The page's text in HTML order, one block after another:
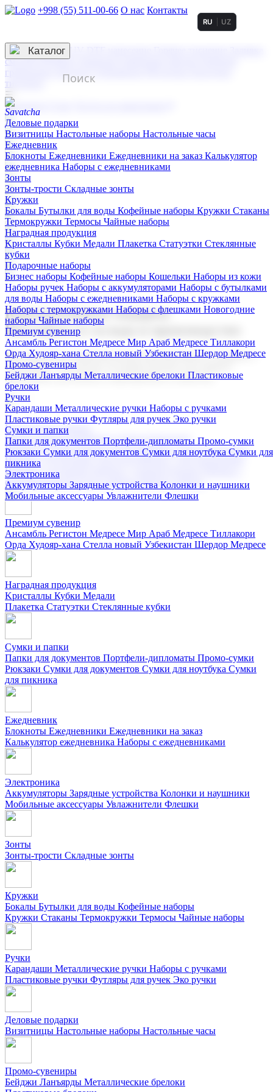
+998 (55) 511-00-66 О нас Контакты
3D гравировка
смолой (Doming)
гравировка твердая
тиснение
RU UZ
☰
Контакты
Каталог
Деловые подарки
Визитницы Настольные наборы Настольные часы
Ежедневник
Блокноты Ежедневники Ежедневники на заказ Калькулятор
ежедневника Наборы с ежедневниками
Зонты
Зонты-трости Складные зонты
Кружки
Бокалы Бутылки для воды Кофейные наборы Кружки Стаканы
Термокружки Термосы Чайные наборы
Наградная продукция
Kристаллы Кубки Медали Плакетка Статуэтки Стеклянные
кубки
Подарочные наборы
Бизнес наборы Кофейные наборы Кошельки Наборы из кожи
Наборы ручек Наборы с аккумуляторами Наборы с бутылками
для воды Наборы с ежедневниками Наборы с кружками
Наборы с термокружками Наборы с флешками Новогодние
наборы Чайные наборы
Премиум сувенир
Ансамбль Регистон Медресе Мир Араб Медресе Тиллакори
Орда Худояр-хана Стелла новый Узбекистан Шердор Медресе
Промо-сувениры
Бейджи Ланъярды Металлические брелоки Пластиковые
брелоки
Ручки
Карандаши Металлические ручки Наборы с ручками
Пластиковые ручки Футляры для ручек Эко ручки
Сумки и папки
Папки для документов Портфели-дипломаты Промо-сумки
Рюкзаки Сумки для документов Сумки для ноутбука Сумки для
пикника
Электроника
Аккумуляторы Зарядные устройства Колонки и наушники
Мобильные аксессуары Увлажнители Флешки
Корпоративные подарки
Поставка со склада и производство
Мы предлагаем широкий выбор корпоративных подарков и
сувениров с логотипом. В нашем каталоге вы найдете
продукцию для бизнеса, мероприятия и клиентов.
Подарочные наборы
Бизнес наборыКофейные наборы Кошельки
Наборы из кожиНаборы ручекНаборы с аккумуляторами
Наборы с бутылками для воды
Наборы с ежедневниками
Наборы с кружками
флешкамиНовогодние наборыЧайные наборы
Премиум сувенир
Ансамбль Регистон Медресе Мир Араб Медресе Тиллакори
Орда Худояр-хана Стелла новый Узбекистан Шердор Медресе
Наградная продукция
Kристаллы Кубки Медали
Плакетка Статуэтки Стеклянные кубки
Сумки и папки
Папки для документов Портфели-дипломаты Промо-сумки
Рюкзаки Сумки для документов Сумки для ноутбука Сумки
для пикника
Ежедневник
Блокноты Ежедневники Ежедневники на заказ
Калькулятор ежедневника Наборы с ежедневниками
Электроника
Аккумуляторы Зарядные устройства Колонки и наушники
Мобильные аксессуары Увлажнители Флешки
Зонты
Зонты-трости Складные зонты
Кружки
Бокалы Бутылки для воды Кофейные наборы
Кружки Стаканы Термокружки Термосы Чайные наборы
Ручки
Карандаши Металлические ручки Наборы с ручками
Пластиковые ручки Футляры для ручек Эко ручки
Деловые подарки
Визитницы Настольные наборы Настольные часы
Промо-сувениры
Бейджи Ланъярды Металлические брелоки